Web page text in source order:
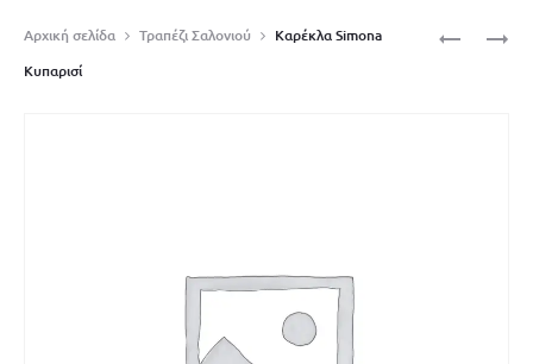
ΤΡΑΠΈΖΙ
ΚΑΡΈΚΛΑ
Αρχική σελίδα Τραπέζι Σαλονιού
Καρέκλα Simona
Κυπαρισί